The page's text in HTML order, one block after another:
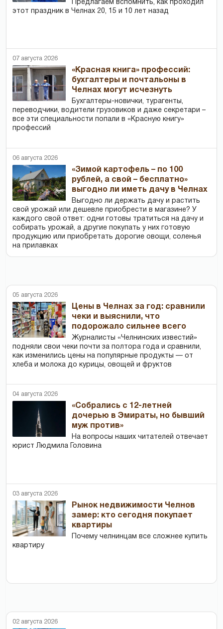
Предлагаем вспомнить, как проходил
этот праздник в Челнах 20, 15 и 10 лет назад
07 августа 2026
«Красная книга» профессий:
бухгалтеры и почтальоны в
Челнах могут исчезнуть
Бухгалтеры-новички, тур­агенты,
переводчики, водители грузовиков и даже секретари –
все эти специальности попали в «Красную книгу»
профессий
06 августа 2026
«Зимой картофель – по 100
рублей, а свой – бесплатно»
выгодно ли иметь дачу в Челнах
Выгодно ли держать дачу и растить
свой урожай или дешевле приобрести в магазине? У
каждого свой ответ: одни готовы тратиться на дачу и
собирать урожай, а другие покупать у них готовую
продукцию или приобретать дорогие овощи, соленья
на прилавках
05 августа 2026
Цены в Челнах за год: сравнили
чеки и выяснили, что
подорожало сильнее всего
Журналисты «Челнинских известий»
подняли свои чеки почти за полтора года и сравнили,
как изменились цены на популярные продукты — от
хлеба и молока до курицы, овощей и фруктов
04 августа 2026
«Собрались с 12-летней
дочерью в Эмираты, но бывший
муж против»
На вопросы наших читателей отвечает
юрист Людмила Головина
03 августа 2026
Рынок недвижимости Челнов
замер: кто сегодня покупает
квартиры
Почему челнинцам все сложнее купить
квартиру
02 августа 2026